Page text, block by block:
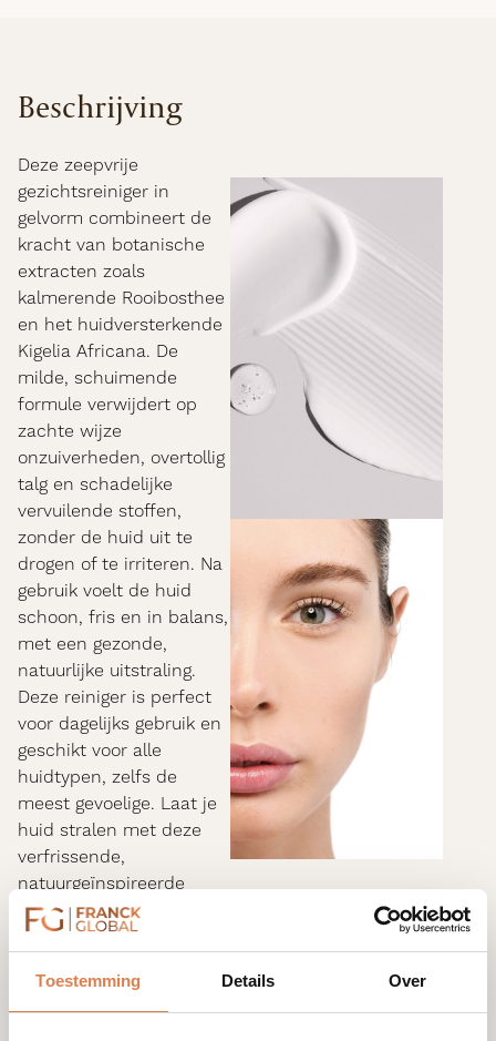
Toestemming Details Over
Beschrijving
Deze zeepvrije
gezichtsreiniger in
gelvorm combineert de
kracht van botanische
extracten zoals
kalmerende Rooibosthee
en het huidversterkende
Kigelia Africana. De
milde, schuimende
formule verwijdert op
zachte wijze
onzuiverheden, overtollig
talg en schadelijke
vervuilende stoffen,
zonder de huid uit te
drogen of te irriteren. Na
gebruik voelt de huid
schoon, fris en in balans,
met een gezonde,
natuurlijke uitstraling.
Deze reiniger is perfect
voor dagelijks gebruik en
geschikt voor alle
huidtypen, zelfs de
meest gevoelige. Laat je
huid stralen met deze
verfrissende,
natuurgeïnspireerde
verzorging.